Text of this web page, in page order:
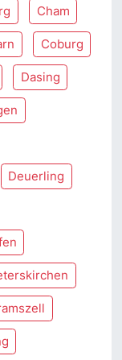
Cham
Coburg
Dasing
Deuerling